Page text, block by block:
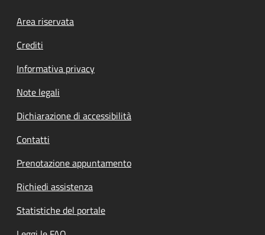
Footer menu
Area riservata
Crediti
Informativa privacy
Note legali
Dichiarazione di accessibilità
Contatti
Prenotazione appuntamento
Richiedi assistenza
Statistiche del portale